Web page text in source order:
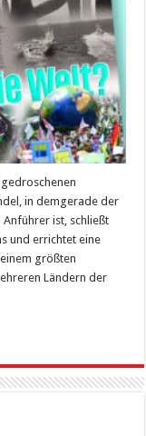
in demgerade der
ist, schließt
und errichtet eine
größten
Ländern der